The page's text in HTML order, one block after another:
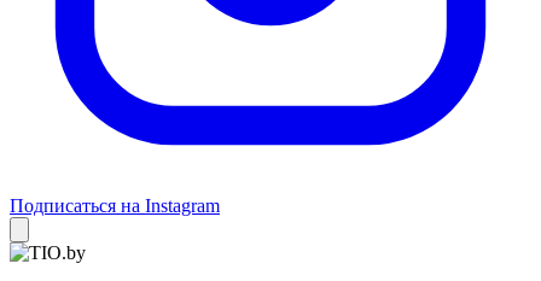
Подписаться на Instagram